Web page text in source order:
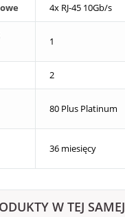
4x RJ-45 10Gb/s
1
2
80 Plus Platinum
36 miesięcy
W TEJ SAMEJ